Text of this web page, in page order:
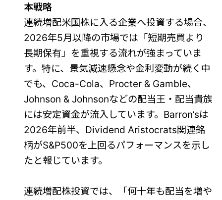
本戦略
連続増配米国株に入る企業へ投資する場合、
2026年5月以降の市場では「短期売買より
長期保有」を重視する流れが強まっていま
す。特に、景気減速懸念や金利変動が続く中
でも、Coca-Cola、Procter & Gamble、
Johnson & Johnsonなどの配当王・配当貴族
には安定資金が流入しています。Barron’sは
2026年前半、Dividend Aristocrats関連銘
柄がS&P500を上回るパフォーマンスを示し
たと報じています。
連続増配株投資では、「何十年も配当を増や